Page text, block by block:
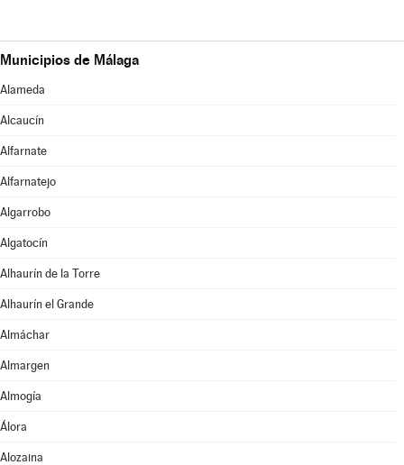
Municipios de Málaga
Alameda
Alcaucín
Alfarnate
Alfarnatejo
Algarrobo
Algatocín
Alhaurín de la Torre
Alhaurín el Grande
Almáchar
Almargen
Almogía
Álora
Alozaina